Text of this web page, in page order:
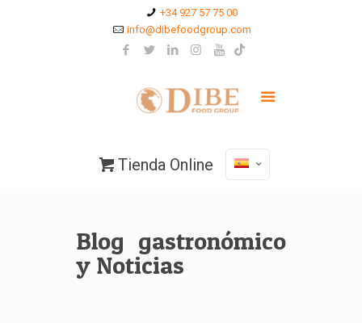
+34 927 57 75 00
info@dibefoodgroup.com
Tienda Online
Blog gastronómico
y Noticias